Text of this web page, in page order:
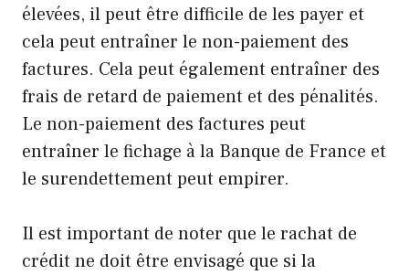
élevées, il peut être difficile de les payer et
cela peut entraîner le non-paiement des
factures. Cela peut également entraîner des
frais de retard de paiement et des pénalités.
Le non-paiement des factures peut
entraîner le fichage à la Banque de France et
le surendettement peut empirer.
Il est important de noter que le rachat de
crédit ne doit être envisagé que si la